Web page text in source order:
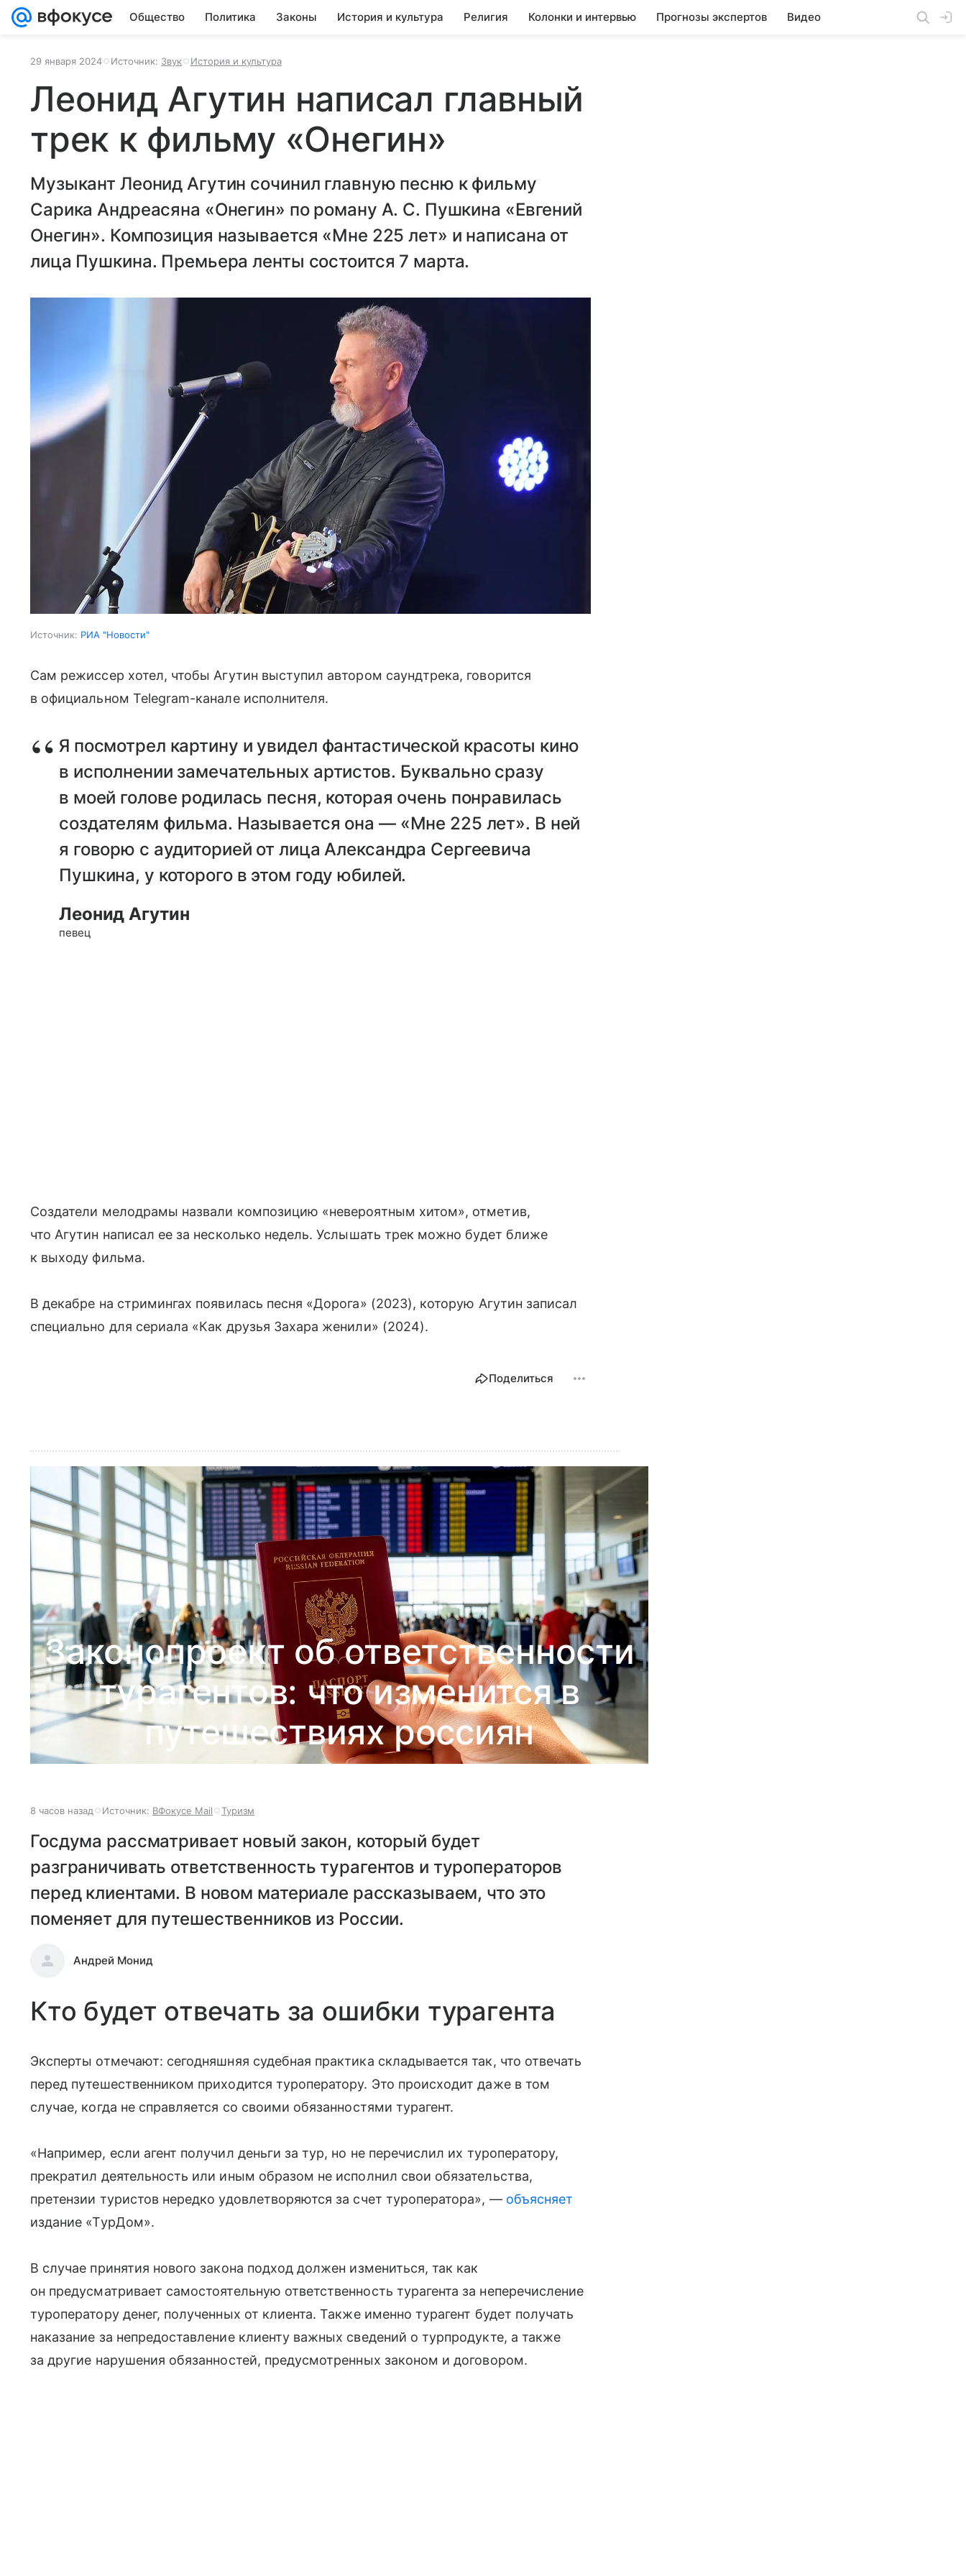
Общество Политика Законы История и культура Религия Колонки и интервью Прогнозы экспертов Видео
29 января 2024 Источник: Звук История и культура
Леонид Агутин написал главный
трек к фильму «Онегин»
Музыкант Леонид Агутин сочинил главную песню к фильму
Сарика Андреасяна «Онегин» по роману А. С. Пушкина «Евгений
Онегин». Композиция называется «Мне 225 лет» и написана от
лица Пушкина. Премьера ленты состоится 7 марта.
Источник: РИА "Новости"
Сам режиссер хотел, чтобы Агутин выступил автором саундтрека, говорится
в официальном Telegram-канале исполнителя.
Я посмотрел картину и увидел фантастической красоты кино
в исполнении замечательных артистов. Буквально сразу
в моей голове родилась песня, которая очень понравилась
создателям фильма. Называется она — «Мне 225 лет». В ней
я говорю с аудиторией от лица Александра Сергеевича
Пушкина, у которого в этом году юбилей.
Леонид Агутин
певец
Создатели мелодрамы назвали композицию «невероятным хитом», отметив,
что Агутин написал ее за несколько недель. Услышать трек можно будет ближе
к выходу фильма.
В декабре на стримингах появилась песня «Дорога» (2023), которую Агутин записал
специально для сериала «Как друзья Захара женили» (2024).
Поделиться
Законопроект об ответственности
турагентов: что изменится в
путешествиях россиян
8 часов назад Источник: ВФокусе Mail Туризм
Госдума рассматривает новый закон, который будет
разграничивать ответственность турагентов и туроператоров
перед клиентами. В новом материале рассказываем, что это
поменяет для путешественников из России.
Андрей Монид
Кто будет отвечать за ошибки турагента
Эксперты отмечают: сегодняшняя судебная практика складывается так, что отвечать
перед путешественником приходится туроператору. Это происходит даже в том
случае, когда не справляется со своими обязанностями турагент.
«Например, если агент получил деньги за тур, но не перечислил их туроператору,
прекратил деятельность или иным образом не исполнил свои обязательства,
претензии туристов нередко удовлетворяются за счет туроператора», — объясняет
издание «ТурДом».
В случае принятия нового закона подход должен измениться, так как
он предусматривает самостоятельную ответственность турагента за неперечисление
туроператору денег, полученных от клиента. Также именно турагент будет получать
наказание за непредоставление клиенту важных сведений о турпродукте, а также
за другие нарушения обязанностей, предусмотренных законом и договором.